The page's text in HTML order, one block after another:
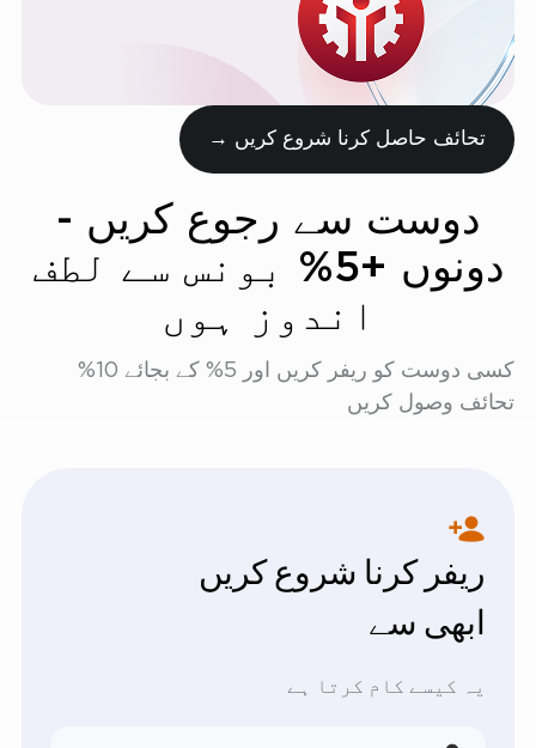
تحائف حاصل کرنا شروع کریں →
دوست سے رجوع کریں -
دونوں +5% بونس سے لطف
اندوز ہوں
کسی دوست کو ریفر کریں اور 5% کے بجائے 10%
تحائف وصول کریں
ریفر کرنا شروع کریں
ابھی سے
یہ کیسے کام کرتا ہے